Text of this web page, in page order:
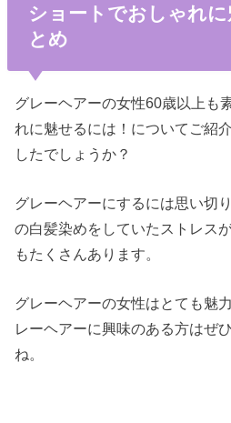
ショートでおしゃれ
とめ
グレーヘアーの女性60歳以上も
れに魅せるには！についてご紹
したでしょうか？
グレーヘアーにするには思い切
の白髪染めをしていたストレス
もたくさんあります。
グレーヘアーの女性はとても魅
レーヘアーに興味のある方はぜ
ね。